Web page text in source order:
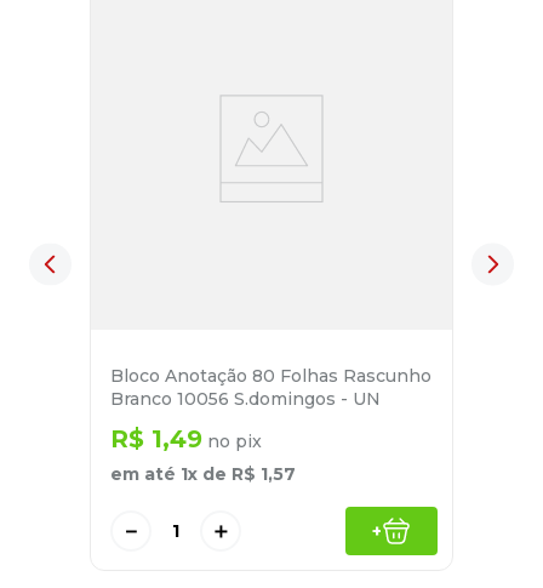
Bloco Anotação 80 Folhas Rascunho
Branco 10056 S.domingos - UN
R$ 1,49 no pix
em até 1x de R$ 1,57
＋
－ +